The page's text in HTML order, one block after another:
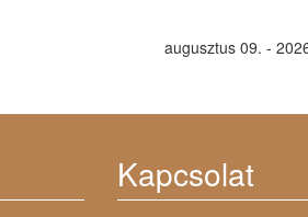
augusztus 09. -
Kapcsolat